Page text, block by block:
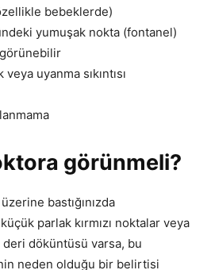
bebeklerde)
yumuşak nokta (fontanel)
uyanma sıkıntısı
görünmeli?
bastığınızda
parlak kırmızı noktalar veya
döküntüsü varsa, bu
neden olduğu bir belirtisi